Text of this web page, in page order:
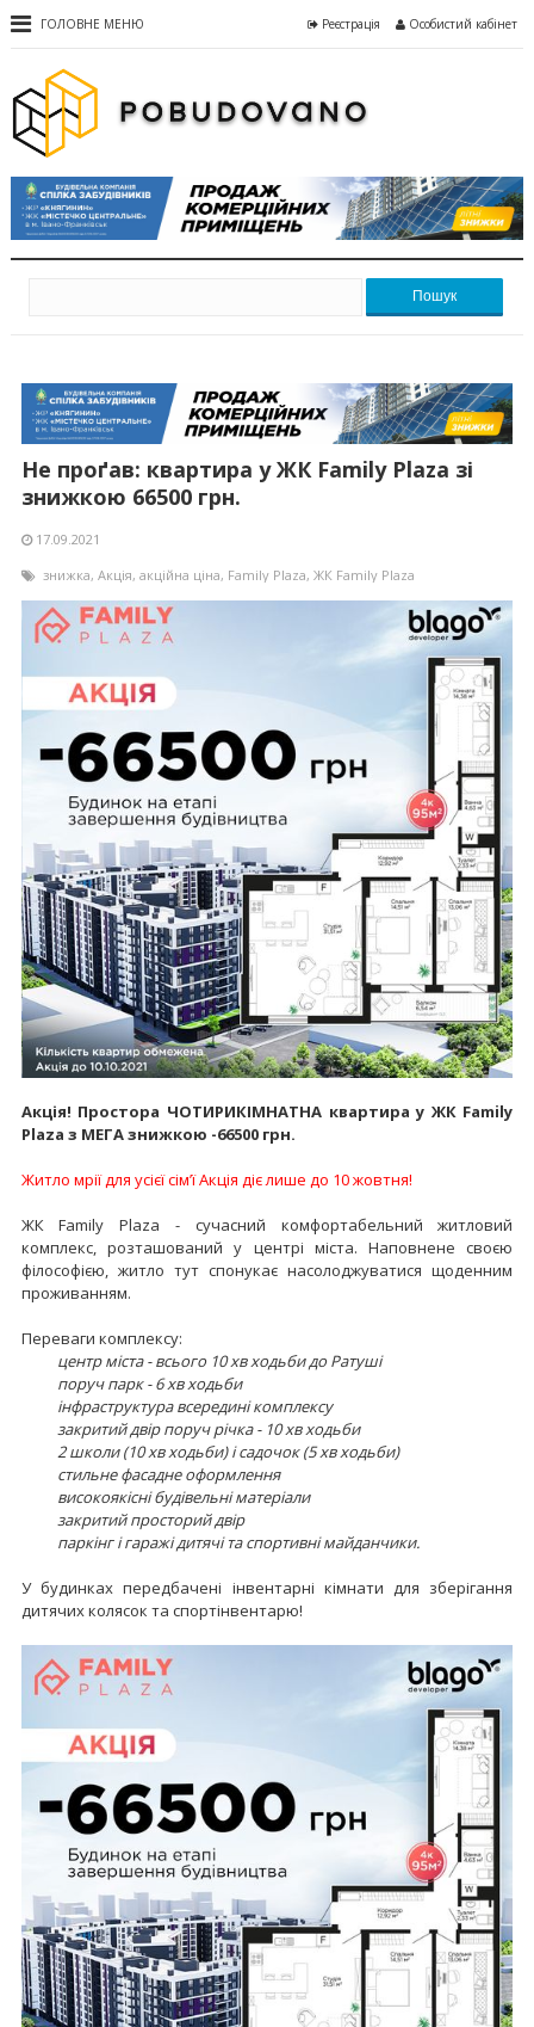
ГОЛОВНЕ МЕНЮ Реєстрація Особистий кабінет
Пошук
Не проґав: квартира у ЖК Family Plaza зі
знижкою 66500 грн.
17.09.2021
знижка, Акція, акційна ціна, Family Plaza, ЖК Family Plaza
Акція! Простора ЧОТИРИКІМНАТНА квартира у ЖК Family
Plaza з МЕГА знижкою -66500 грн.
Житло мрії для усієї сім’ї Акція діє лише до 10 жовтня!
ЖК Family Plaza - сучасний комфортабельний житловий
комплекс, розташований у центрі міста. Наповнене своєю
філософією, житло тут спонукає насолоджуватися щоденним
проживанням.
Переваги комплексу:
центр міста - всього 10 хв ходьби до Ратуші
поруч парк - 6 хв ходьби
інфраструктура всередині комплексу
закритий двір поруч річка - 10 хв ходьби
2 школи (10 хв ходьби) і садочок (5 хв ходьби)
стильне фасадне оформлення
високоякісні будівельні матеріали
закритий просторий двір
паркінг і гаражі дитячі та спортивні майданчики.
У будинках передбачені інвентарні кімнати для зберігання
дитячих колясок та спортінвентарю!